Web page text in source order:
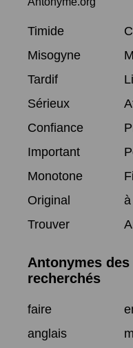
Timide
Misogyne
Tardif
Sérieux
Confiance
Important
Monotone
Original
Trouver
Antonymes
recherchés
faire
anglais